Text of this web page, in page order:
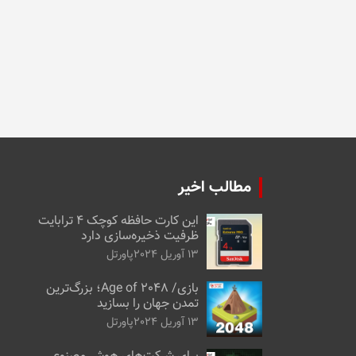
مطالب اخیر
این کارت حافظه کوچک ۴ ترابایت
ظرفیت ذخیره‌سازی دارد
13 آوریل 2024 پاورتل
بازی/ Age of 2048؛ بزرگ‌ترین
تمدن جهان را بسازید
13 آوریل 2024 پاورتل